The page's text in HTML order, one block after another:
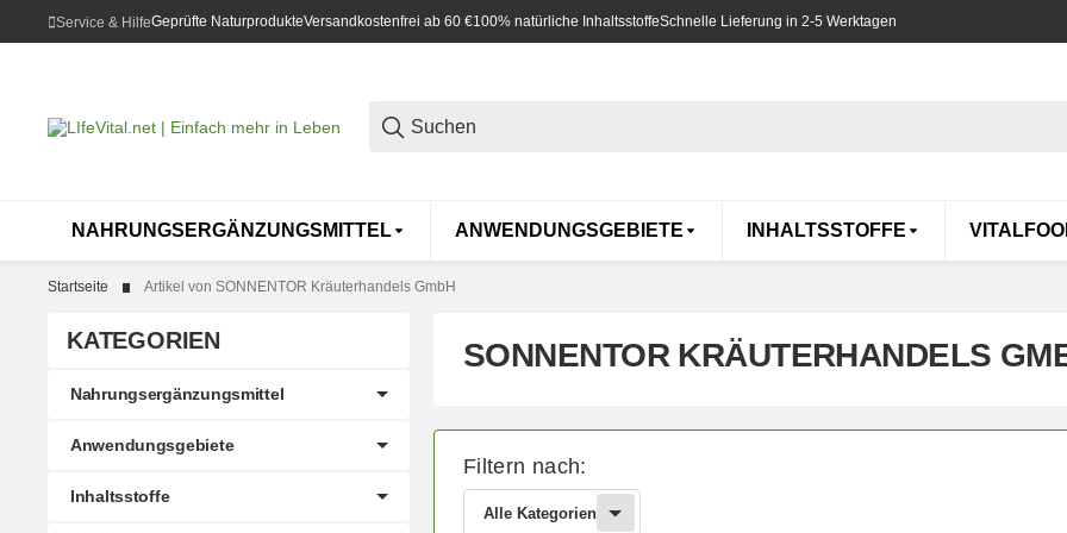
Service & HilfeGeprüfte NaturprodukteVersandkostenfrei ab 60 €100% natürliche InhaltsstoffeSchnelle Lieferung in 2-5 Werktagen
NAHRUNGSERGÄNZUNGSMITTEL ANWENDUNGSGEBIETE INHALTSSTOFFE
Startseite Artikel von SONNENTOR Kräuterhandels GmbH
SONNENTOR KRÄUTERHANDELS
Filtern nach:
Alle Kategorien
KATEGORIEN
Nahrungsergänzungsmittel
Anwendungsgebiete
Inhaltsstoffe